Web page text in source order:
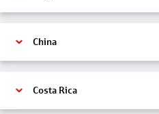
China
Costa Rica